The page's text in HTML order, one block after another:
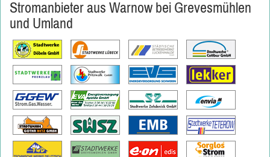
Stromanbieter aus Warnow bei Grevesmühlen
und Umland